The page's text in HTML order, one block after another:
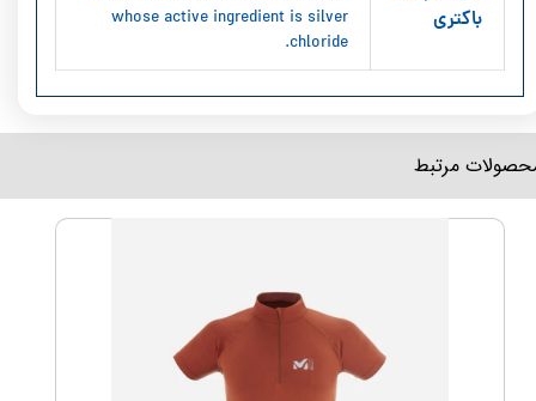
باکتری
whose active ingredient is silver
chloride.
مرتبط